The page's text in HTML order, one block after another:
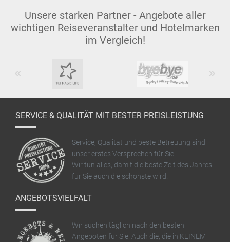
Unsere starken Partner - Angebote aller
wichtigen Reiseveranstalter und Hotelmarken
im Vergleich!
SERVICE & QUALITÄT MIT BESTER PREISLEISTUNG
Service, Qualität und beste Betreuung sind
unser erstes Versprechen für Sie.
Wir tun alles, damit die beste Zeit des Jahres
für Sie auch die schönste wird!
ANGEBOTSVIELFALT
Wir suchen täglich nach den besten
Angeboten für Sie. Auch die, die in KEINEM